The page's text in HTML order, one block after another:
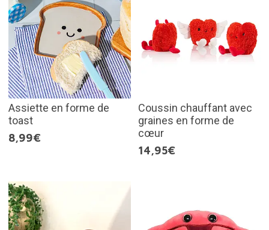
Assiette en forme de
toast
8,99€
Coussin chauffant avec
graines en forme de
cœur
14,95€